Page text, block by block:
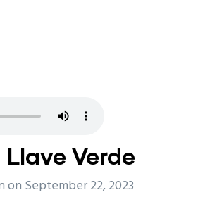
Verde
on September 22, 2023